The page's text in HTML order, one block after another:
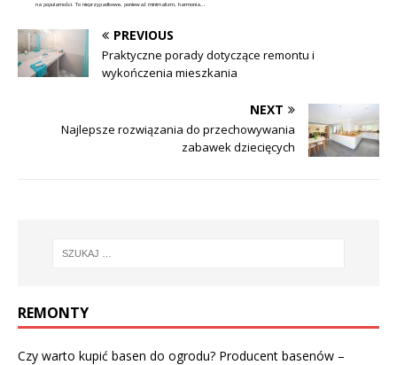
na popularności. To nieprzypadkowe, ponieważ minimalizm, harmonia...
PREVIOUS
Praktyczne porady dotyczące remontu i
wykończenia mieszkania
NEXT
Najlepsze rozwiązania do przechowywania
zabawek dziecięcych
REMONTY
Czy warto kupić basen do ogrodu? Producent basenów –